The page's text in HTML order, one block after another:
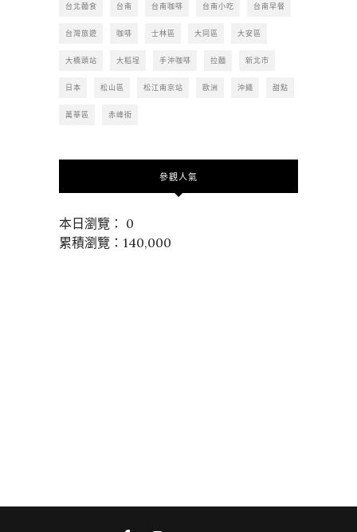
台北麵食 台南 台南咖啡 台南小吃 台南早餐
台灣旅遊 咖啡 士林區 大同區 大安區
大橋頭站 大稻埕 手沖咖啡 拉麵 新北市
日本 松山區 松江南京站 歐洲 沖繩 甜點
萬華區 赤峰街
參觀人氣
本日瀏覽： 0
累積瀏覽：140,000